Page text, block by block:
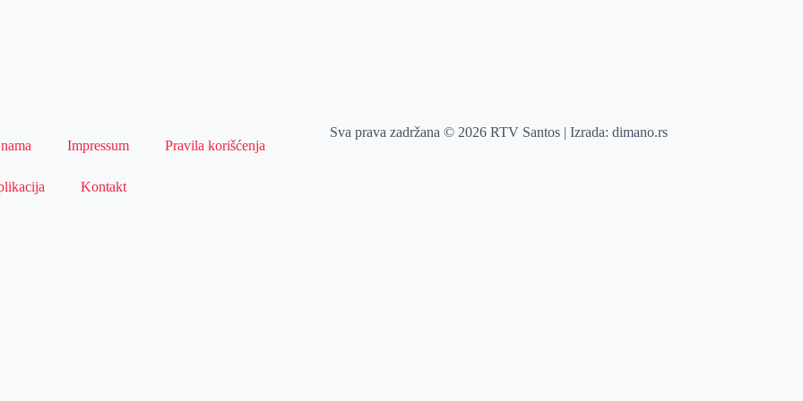
Impressum Pravila korišćenja
Kontakt
Sva prava zadržana © 2026 RTV Santos | Izrada:dimano.rs